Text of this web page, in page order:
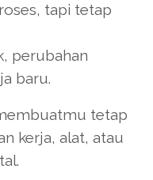
tapi tetap
perubahan
baru.
tetap
kerja, alat, atau